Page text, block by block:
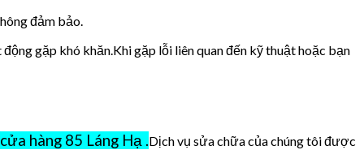
đảm bảo.
gặp khó khăn.Khi gặp lỗi liên quan đến kỹ thuật hoặc bạn
cửa hàng 85 Láng Hạ .Dịch vụ sửa chữa của chúng tôi được